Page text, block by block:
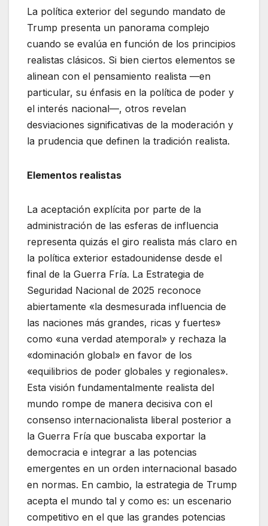
La política exterior del segundo mandato de
Trump presenta un panorama complejo
cuando se evalúa en función de los principios
realistas clásicos. Si bien ciertos elementos se
alinean con el pensamiento realista —en
particular, su énfasis en la política de poder y
el interés nacional—, otros revelan
desviaciones significativas de la moderación y
la prudencia que definen la tradición realista.
Elementos realistas
La aceptación explícita por parte de la
administración de las esferas de influencia
representa quizás el giro realista más claro en
la política exterior estadounidense desde el
final de la Guerra Fría. La Estrategia de
Seguridad Nacional de 2025 reconoce
abiertamente «la desmesurada influencia de
las naciones más grandes, ricas y fuertes»
como «una verdad atemporal» y rechaza la
«dominación global» en favor de los
«equilibrios de poder globales y regionales».
Esta visión fundamentalmente realista del
mundo rompe de manera decisiva con el
consenso internacionalista liberal posterior a
la Guerra Fría que buscaba exportar la
democracia e integrar a las potencias
emergentes en un orden internacional basado
en normas. En cambio, la estrategia de Trump
acepta el mundo tal y como es: un escenario
competitivo en el que las grandes potencias